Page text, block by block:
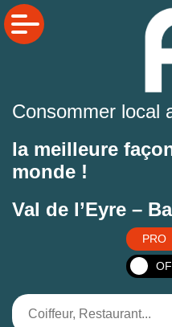
Consommer local
la meilleure
monde !
Val de l’Eyre –
PRO